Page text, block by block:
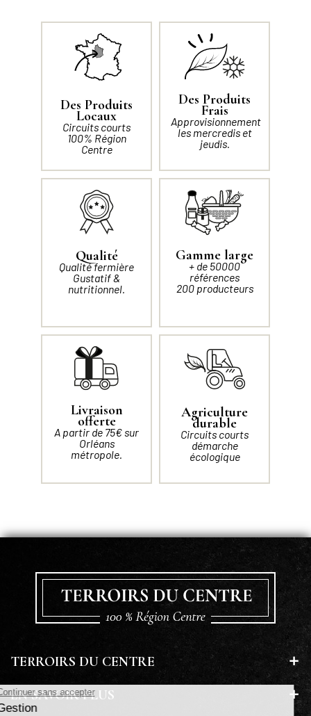
Des Produits
Locaux
Circuits courts
100% Région
Centre
Des Produits
Frais
Approvisionnement
les mercredis et
jeudis.
Qualité
Qualité fermière
Gustatif &
nutritionnel.
Gamme large
+ de 50000
références
200 producteurs
Livraison
offerte
A partir de 75€ sur
Orléans
métropole.
Agriculture
durable
Circuits courts
démarche
écologique
TERROIRS DU CENTRE
EN SAVOIR PLUS